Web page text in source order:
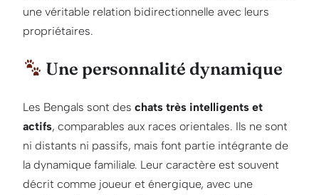
une véritable relation bidirectionnelle avec leurs
propriétaires.
Une personnalité dynamique
Les Bengals sont des chats très intelligents et
actifs, comparables aux races orientales. Ils ne sont
ni distants ni passifs, mais font partie intégrante de
la dynamique familiale. Leur caractère est souvent
décrit comme joueur et énergique, avec une